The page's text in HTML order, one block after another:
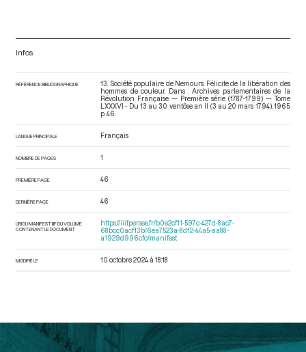
Infos
RÉFÉRENCE BIBLIOGRAPHIQUE
13. Société populaire de Nemours. Félicite de la libération des
hommes de couleur. Dans : Archives parlementaires de la
Révolution Française — Première série (1787-1799) — Tome
LXXXVI - Du 13 au 30 ventôse an II (3 au 20 mars 1794). 1965.
p. 46.
LANGUE PRINCIPALE Français
NOMBRE DE PAGES 1
PREMIÈRE PAGE 46
DERNIÈRE PAGE 46
URI DU MANIFEST IIIF DU VOLUME
CONTENANT LE DOCUMENT
https://iiif.persee.fr/b0e2cf11-597c-427d-8ac7-
68bcc0acf13b/6ea7523a-8d12-44a5-aa88-
a1929d996cfc/manifest
MODIFIÉ LE 10 octobre 2024 à 18:18